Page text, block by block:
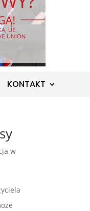
KONTAKT
w